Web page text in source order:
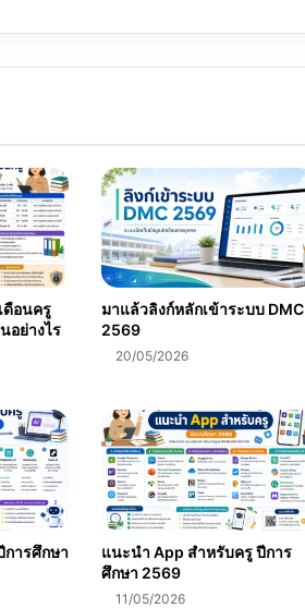
ดือนครู
อย่างไร
มาแล้วลิงก์หลักเข้าระบบ DMC
2569
20/05/2026
ารศึกษา
แนะนำ App สำหรับครู ปีการ
ศึกษา 2569
11/05/2026